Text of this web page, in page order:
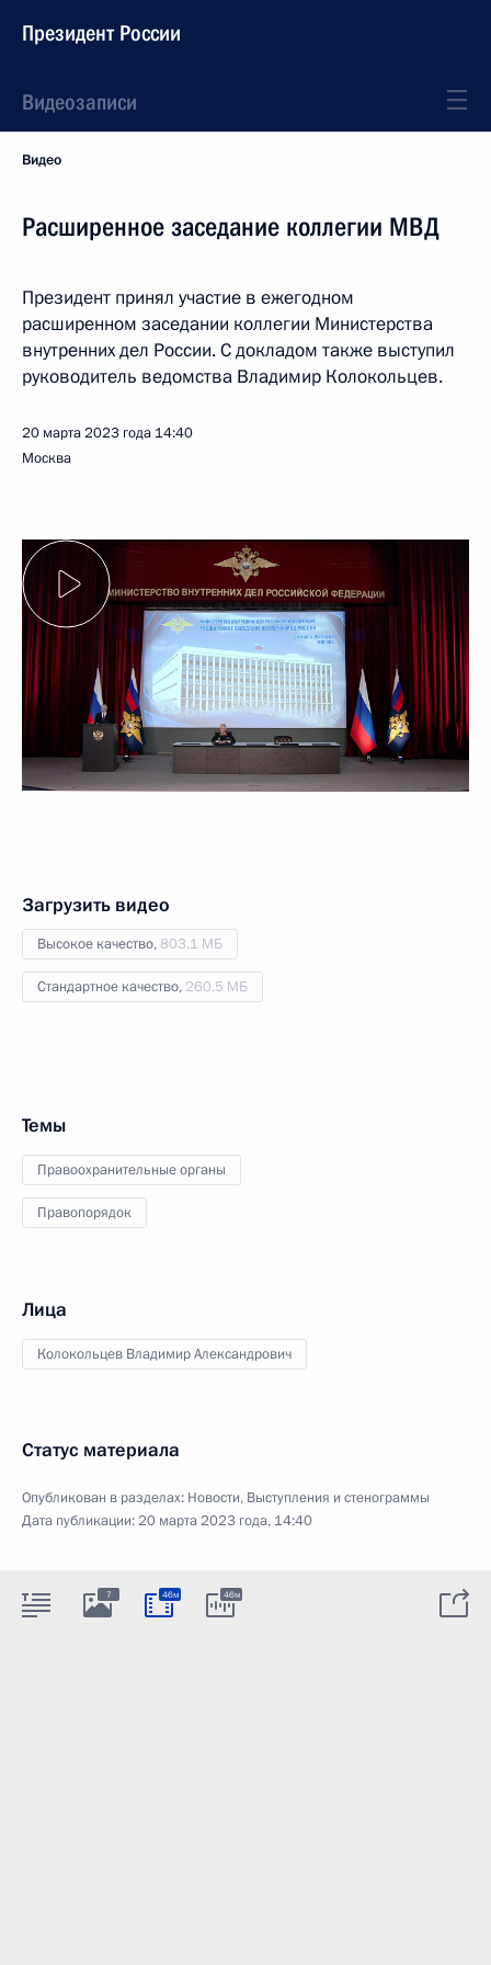
Президент России
Видеозаписи
Видео
Расширенное заседание коллегии МВД
Президент принял участие в ежегодном
расширенном заседании коллегии Министерства
внутренних дел России. С докладом также выступил
руководитель ведомства Владимир Колокольцев.
20 марта 2023 года 14:40
Москва
Загрузить видео
Высокое качество,803.1 МБ
Стандартное качество, 260.5 МБ
Темы
Правоохранительные органы
Правопорядок
Лица
Колокольцев Владимир Александрович
Статус материала
Опубликован в разделах: Новости, Выступления и стенограммы
Дата публикации:20 марта 2023 года, 14:40
7 46м 46м